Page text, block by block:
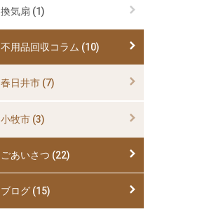
換気扇 (1)
不用品回収コラム (10)
春日井市 (7)
小牧市 (3)
ごあいさつ (22)
ブログ (15)